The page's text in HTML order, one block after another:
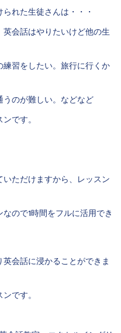
れた生徒さんは・・・
会話はやりたいけど他の生
習をしたい。旅行に行くか
のが難しい。などなど
です。
ただけますから、レッスン
ので1時間をフルに活用でき
会話に浸かることができま
です。